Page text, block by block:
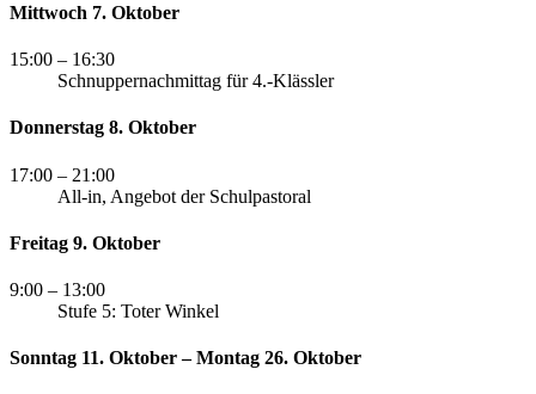
Mittwoch 7. Oktober
15:00 – 16:30
Schnuppernachmittag für 4.-Klässler
Donnerstag 8. Oktober
17:00 – 21:00
All-in, Angebot der Schulpastoral
Freitag 9. Oktober
9:00 – 13:00
Stufe 5: Toter Winkel
Sonntag 11. Oktober – Montag 26. Oktober